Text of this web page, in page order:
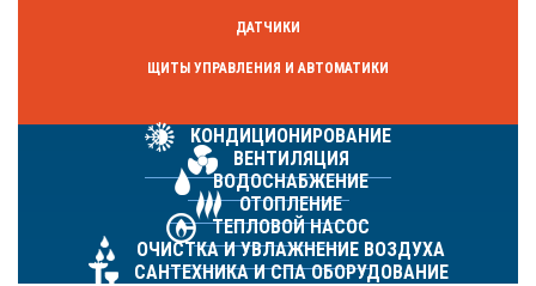
ДАТЧИКИ
ЩИТЫ УПРАВЛЕНИЯ И АВТОМАТИКИ
КОНДИЦИОНИРОВАНИЕ
ВЕНТИЛЯЦИЯ
ВОДОСНАБЖЕНИЕ
ОТОПЛЕНИЕ
ТЕПЛОВОЙ НАСОС
ОЧИСТКА И УВЛАЖНЕНИЕ ВОЗДУХА
САНТЕХНИКА И СПА ОБОРУДОВАНИЕ